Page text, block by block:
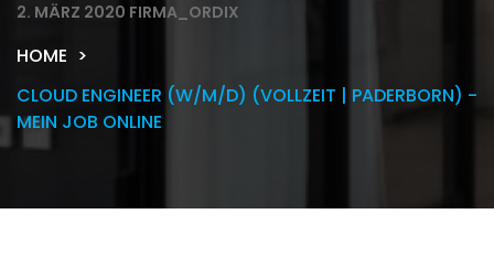
2. MÄRZ 2020 FIRMA_ORDIX
HOME
CLOUD ENGINEER (W/M/D) (VOLLZEIT | PADERBORN) -
MEIN JOB ONLINE